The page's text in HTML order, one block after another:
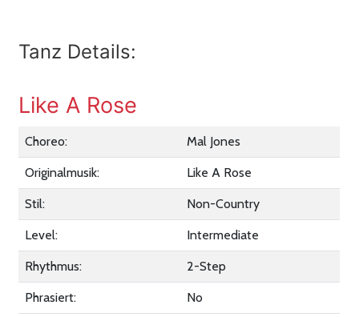
Tanz Details:
Like A Rose
Choreo: Mal Jones
Originalmusik: Like A Rose
Stil: Non-Country
Level: Intermediate
Rhythmus: 2-Step
Phrasiert: No